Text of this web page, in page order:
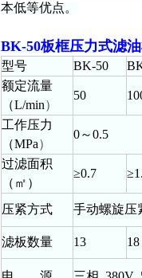
本低等优点。
BK-50板框压力式滤
型号 BK-50
额定流量
（L/min）
50
工作压力
（MPa）
0～0.5
过滤面积
（㎡）
≥0.7
压紧方式 手动螺旋压
滤板数量 13 18